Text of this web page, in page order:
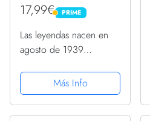
17,99€ PRIME
PRIME
Las leyendas nacen en
agosto de 1939
mujeres PopSockets
PopGrip Intercambiable
Más Info